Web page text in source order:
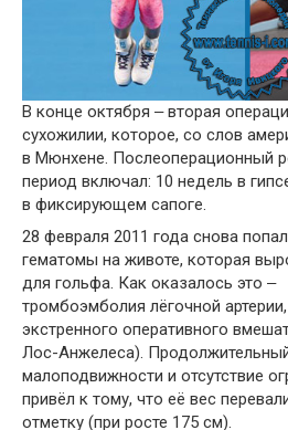
В конце октября ‒ вторая
сухожилии, которое, со слов
в Мюнхене. Послеоперационный
период включал: 10 недель в
в фиксирующем сапоге.
28 февраля 2011 года снова
гематомы на животе, которая
для гольфа. Как оказалось это ‒
тромбоэмболия лёгочной
экстренного оперативного
Лос-Анжелеса).
малоподвижности и отсутствие
привёл к тому, что её вес
отметку (при росте 175 см).